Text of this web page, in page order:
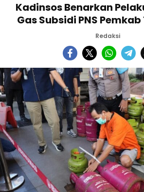
Kadinsos Benarkan
Gas Subsidi PNS
Redaksi